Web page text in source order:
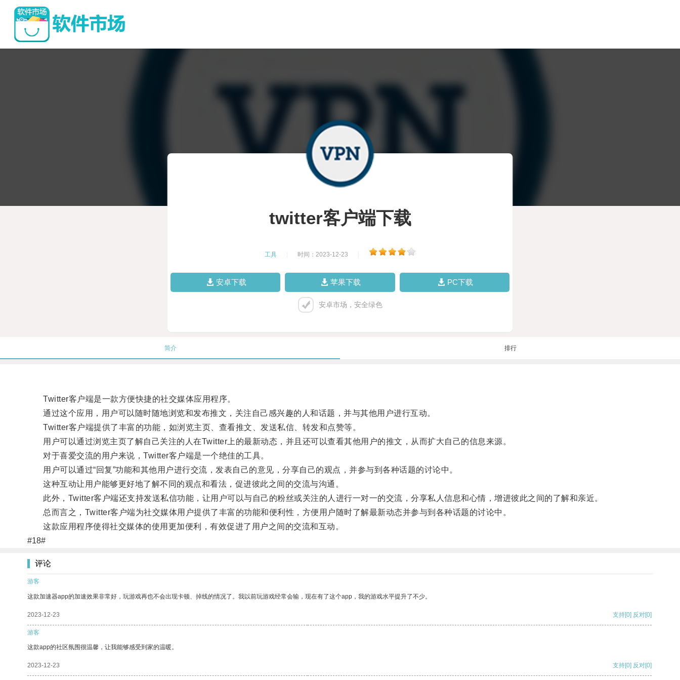
twitter客户端下载
工具 时间：2023-12-23
安卓下载 苹果下载 PC下载
安卓市场，安全绿色
简介 排行
Twitter客户端是一款方便快捷的社交媒体应用程序。
通过这个应用，用户可以随时随地浏览和发布推文，关注自己感兴趣的人和话题，并与其他用户进行互动。
Twitter客户端提供了丰富的功能，如浏览主页、查看推文、发送私信、转发和点赞等。
用户可以通过浏览主页了解自己关注的人在Twitter上的最新动态，并且还可以查看其他用户的推文，从而扩大自己的信息来源。
对于喜爱交流的用户来说，Twitter客户端是一个绝佳的工具。
用户可以通过“回复”功能和其他用户进行交流，发表自己的意见，分享自己的观点，并参与到各种话题的讨论中。
这种互动让用户能够更好地了解不同的观点和看法，促进彼此之间的交流与沟通。
此外，Twitter客户端还支持发送私信功能，让用户可以与自己的粉丝或关注的人进行一对一的交流，分享私人信息和心情，增进彼此之间的了解和亲近。
总而言之，Twitter客户端为社交媒体用户提供了丰富的功能和便利性，方便用户随时了解最新动态并参与到各种话题的讨论中。
这款应用程序使得社交媒体的使用更加便利，有效促进了用户之间的交流和互动。
#18#
评论
游客
这款加速器app的加速效果非常好，玩游戏再也不会出现卡顿、掉线的情况了。我以前玩游戏经常会输，现在有了这个app，我的游戏水平提升了不少。
2023-12-23 支持[0] 反对[0]
游客
这款app的社区氛围很温馨，让我能够感受到家的温暖。
2023-12-23 支持[0] 反对[0]